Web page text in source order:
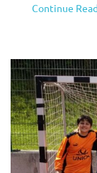
Continue